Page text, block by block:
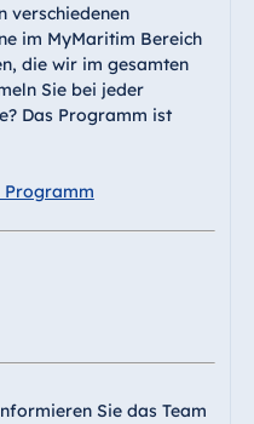
verschiedenen
im MyMaritim Bereich
die wir im gesamten
Sie bei jeder
Das Programm ist
Sie das Team